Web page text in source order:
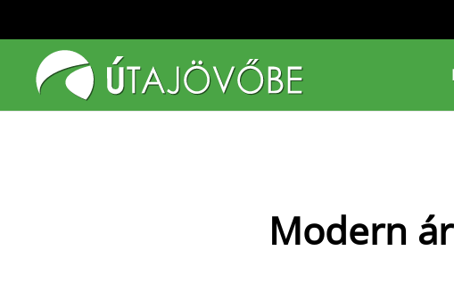
Fő tartalom átugrása
Modern